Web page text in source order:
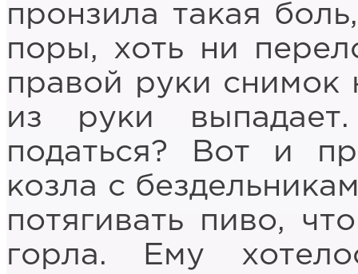
пронзила такая
поры, хоть ни
правой руки снимок
из руки
податься? Вот и
козла с
потягивать пиво,
горла. Ему